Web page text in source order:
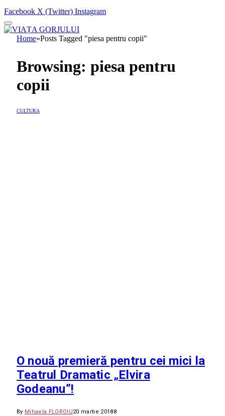
Facebook X (Twitter) Instagram
Home»Posts Tagged "piesa pentru copii"
Browsing: piesa pentru
copii
CULTURA
O nouă premieră pentru cei mici la
Teatrul Dramatic „Elvira
Godeanu”!
By Mihaela FLOROIU20 martie 20188